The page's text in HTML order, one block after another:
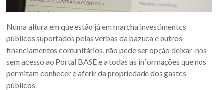
Numa altura em que estão já em marcha investimentos
públicos suportados pelas verbas da bazuca e outros
financiamentos comunitários, não pode ser opção deixar-nos
sem acesso ao Portal BASE e a todas as informações que nos
permitam conhecer e aferir da propriedade dos gastos
públicos.